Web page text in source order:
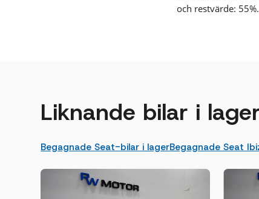
och restvärde:
Liknande bilar i
Begagnade Seat-bilar i lagerBegagnade Seat